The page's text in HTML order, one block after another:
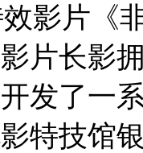
影片《
影片长影
发了一
特技馆